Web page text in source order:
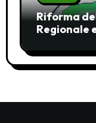
Riforma
Regionale